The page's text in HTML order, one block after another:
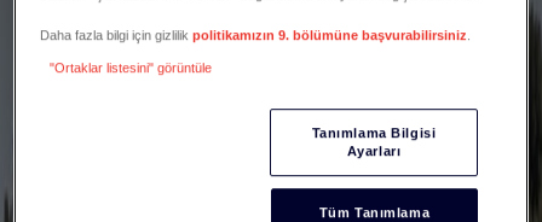
Daha fazla bilgi için gizlilikpolitikamızın 9. bölümüne başvurabilirsiniz
"Ortaklar listesini" görüntüle
Tanımlama Bilgisi
Ayarları
Tüm Tanımlama